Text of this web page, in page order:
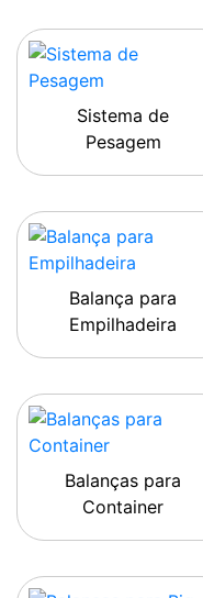
Sistema de
Pesagem
Balança para
Empilhadeira
Balanças para
Container